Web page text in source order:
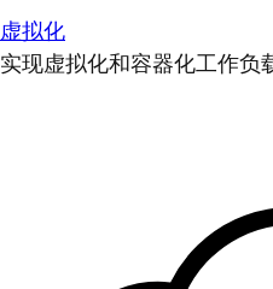
虚拟化
实现虚拟化和容器化工作负